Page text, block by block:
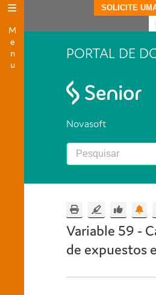
Menu
SOLICITE
PORTAL DE
Novasoft
Variable 59 -
de expuestos